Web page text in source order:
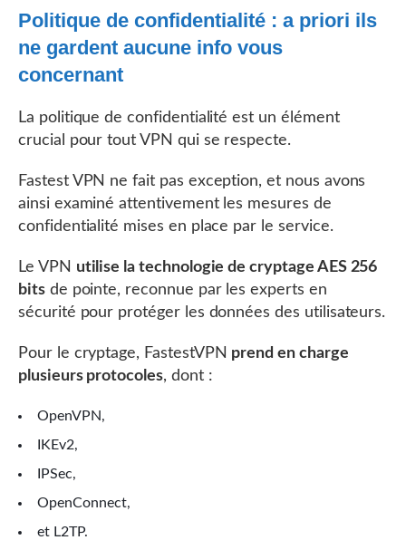
Politique de confidentialité : a priori ils
ne gardent aucune info vous
concernant
La politique de confidentialité est un élément
crucial pour tout VPN qui se respecte.
Fastest VPN ne fait pas exception, et nous avons
ainsi examiné attentivement les mesures de
confidentialité mises en place par le service.
Le VPN utilise la technologie de cryptage AES 256
bitsde pointe, reconnue par les experts en
sécurité pour protéger les données des utilisateurs.
Pour le cryptage, FastestVPN prend en charge
plusieurs protocoles, dont :
OpenVPN,
IKEv2,
IPSec,
OpenConnect,
et L2TP.